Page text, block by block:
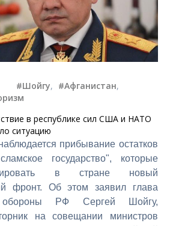
#Шойгу, #Афганистан,
в республике сил США и НАТО
ситуацию
прибывание остатков
государство", которые
в стране новый
фронт. Об этом заявил глава
обороны РФ Сергей Шойгу,
на совещании министров